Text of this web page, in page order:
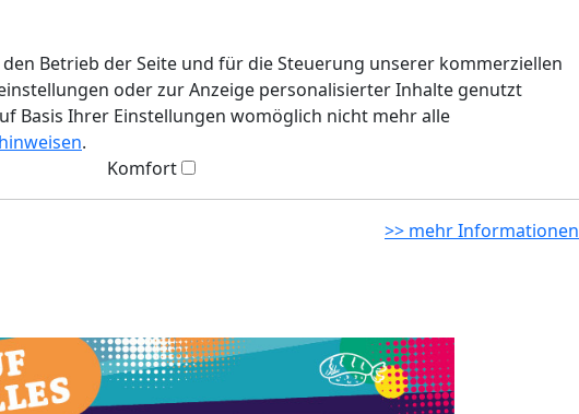
Betrieb der Seite und für die Steuerung unserer kommerziellen
oder zur Anzeige personalisierter Inhalte genutzt
Basis Ihrer Einstellungen womöglich nicht mehr alle
.
Komfort
>> mehr Informationen